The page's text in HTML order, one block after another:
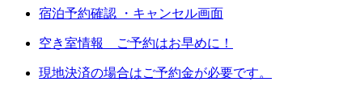
宿泊予約確認 ・キャンセル画面
空き室情報 ご予約はお早めに！
現地決済の場合はご予約金が必要です。